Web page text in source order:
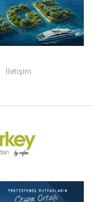
İletişim